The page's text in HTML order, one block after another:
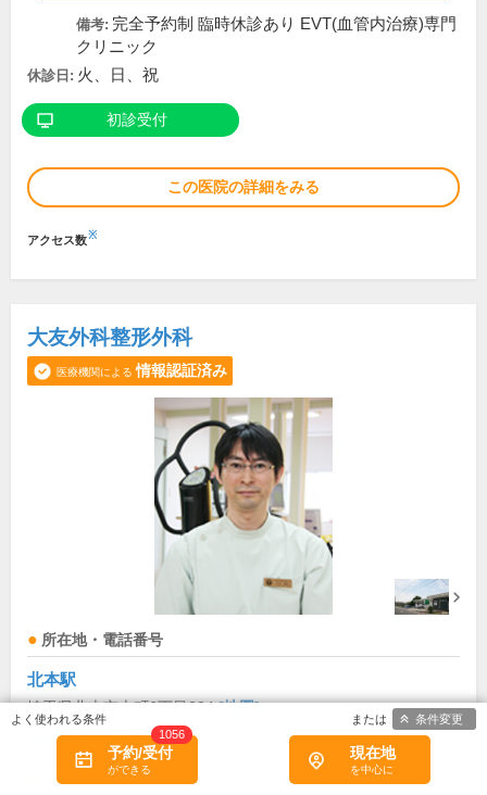
備考: 完全予約制 臨時休診あり EVT(血管内治療)専門
クリニック
休診日: 火、日、祝
初診受付
この医院の詳細をみる
アクセス数※
大友外科整形外科
医療機関による 情報認証済み
所在地・電話番号
北本駅
埼玉県北本市本町6丁目284[地図]
048-591-7000
診療科目
予約/受付
1056
現在地
条件変更